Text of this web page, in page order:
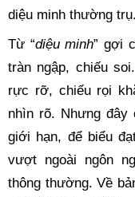
diệu minh thường trụ.
Từ “diệu minh” gợi
tràn ngập, chiếu
rực rỡ, chiếu rọi
nhìn rõ. Nhưng đây
giới hạn, để biểu
vượt ngoài ngôn
thông thường. Về